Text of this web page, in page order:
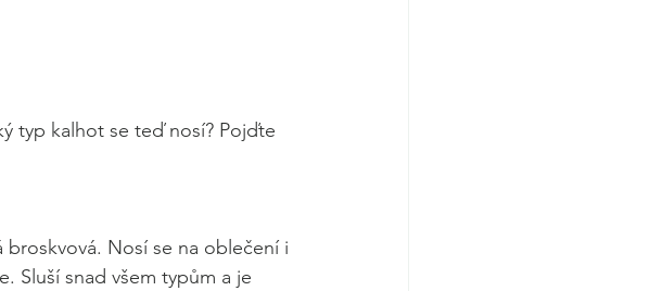
typ kalhot se teď nosí? Pojďte
Nosí se na oblečení i
Sluší snad všem typům a je